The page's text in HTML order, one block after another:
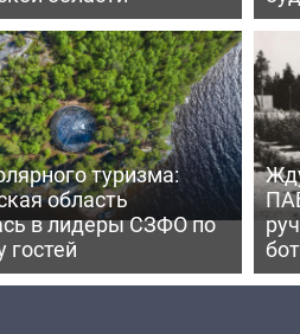
туризма:
область
в лидеры СЗФО по
гостей